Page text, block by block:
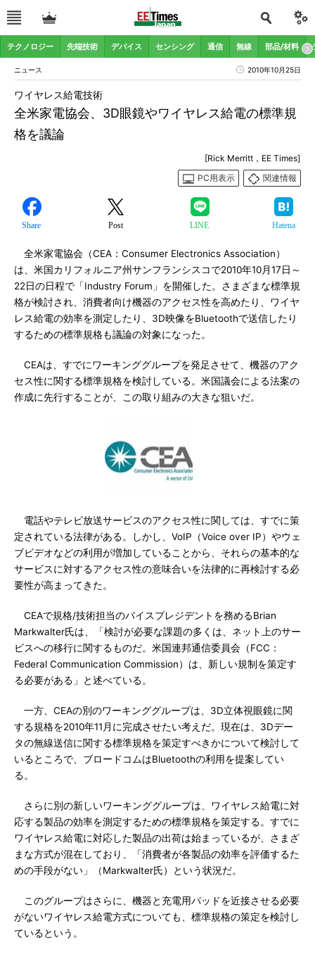
テクノロジー 先端技術 デバイス センシング 通信 無線 部品/材料
ニュース 2010年10月25日
全米家電協会、3D眼鏡やワイヤレス給電の標準規
格を議論
ワイヤレス給電技術
[Rick Merritt，EE Times]
PC用表示
関連情報
Share Post LINE Hatena
全米家電協会（CEA：Consumer Electronics Association）
は、米国カリフォルニア州サンフランシスコで2010年10月17日～
22日の日程で「Industry Forum」を開催した。さまざまな標準規
格が検討され、消費者向け機器のアクセス性を高めたり、ワイヤ
レス給電の効率を測定したり、3D映像をBluetoothで送信したり
するための標準規格も議論の対象になった。
CEAは、すでにワーキンググループを発足させて、機器のアク
セス性に関する標準規格を検討している。米国議会による法案の
作成に先行することが、この取り組みの大きな狙いだ。
電話やテレビ放送サービスのアクセス性に関しては、すでに策
定されている法律がある。しかし、VoIP（Voice over IP）やウェ
ブビデオなどの利用が増加していることから、それらの基本的な
サービスに対するアクセス性の意味合いを法律的に再検討する必
要性が高まってきた。
CEAで規格/技術担当のバイスプレジデントを務めるBrian
Markwalter氏は、「検討が必要な課題の多くは、ネット上のサー
ビスへの移行に関するものだ。米国連邦通信委員会（FCC：
Federal Communication Commission）は、新しい規制を策定す
る必要がある」と述べている。
一方、CEAの別のワーキンググループは、3D立体視眼鏡に関
する規格を2010年11月に完成させたい考えだ。現在は、3Dデー
タの無線送信に関する標準規格を策定すべきかについて検討して
いるところで、ブロードコムはBluetoothの利用を提案してい
る。
さらに別の新しいワーキンググループは、ワイヤレス給電に対
応する製品の効率を測定するための標準規格を策定する。すでに
ワイヤレス給電に対応した製品の出荷は始まっているが、さまざ
まな方式が混在しており、「消費者が各製品の効率を評価するた
めの手段がない」（Markwalter氏）という状況だ。
このグループはさらに、機器と充電用パッドを近接させる必要
がないワイヤレス給電方式についても、標準規格の策定を検討し
ているという。